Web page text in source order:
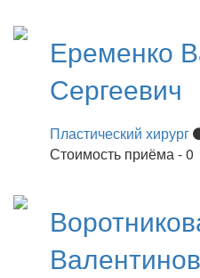
Еременко
Сергеевич
Пластический хирург
Стоимость приёма - 0